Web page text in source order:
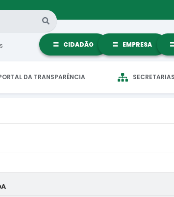
CIDADÃO EMPRESA
DA TRANSPARÊNCIA SECRETARIAS